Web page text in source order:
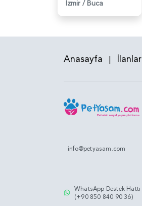
İzmir / Buca
Anasayfa | İlanlar
info@petyasam.com
WhatsApp Destek Hattı
(+90 850 840 90 36)